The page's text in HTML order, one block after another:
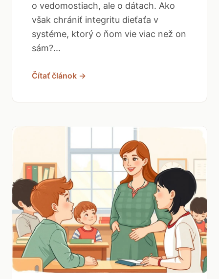
o vedomostiach, ale o dátach. Ako
však chrániť integritu dieťaťa v
systéme, ktorý o ňom vie viac než on
sám?...
Čítať článok →